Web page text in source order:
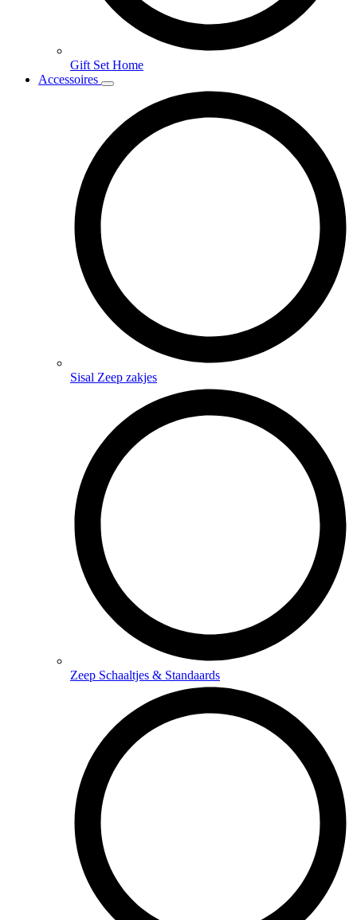
Gift Set Home
Accessoires
Sisal Zeep zakjes
Zeep Schaaltjes & Standaards